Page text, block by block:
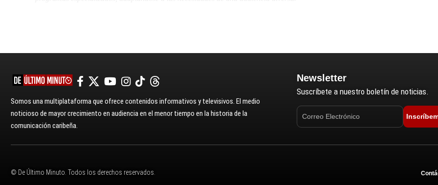
Somos una multiplataforma que ofrece contenidos informativos y televisivos. El medio
noticioso de mayor crecimiento en audiencia en el menor tiempo en la historia de la
comunicación caribeña.
Newsletter
Suscríbete a nuestro boletín de noticias.
© De Último Minuto. Todos los derechos reservados.